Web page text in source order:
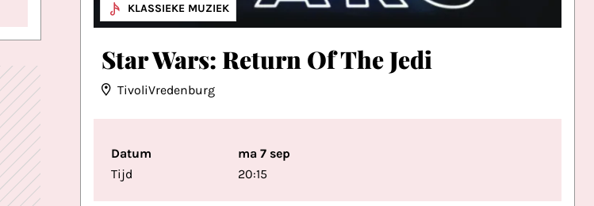
FILM
KLASSIEKE MUZIEK
Star Wars: Return Of The Jedi
TivoliVredenburg
Datum
ma 7 sep
Tijd
20:15